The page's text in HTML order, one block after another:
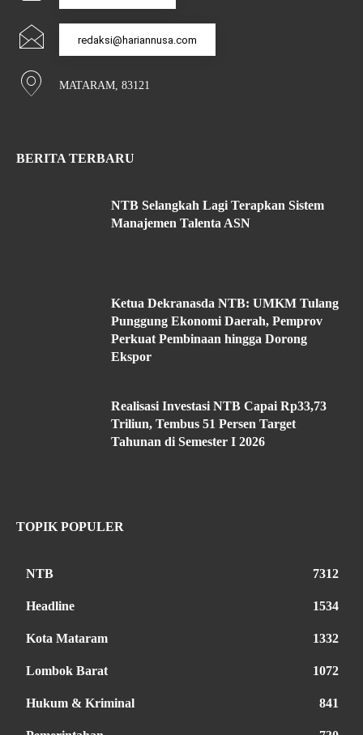
redaksi@hariannusa.com
MATARAM, 83121
BERITA TERBARU
NTB Selangkah Lagi Terapkan Sistem
Manajemen Talenta ASN
Ketua Dekranasda NTB: UMKM Tulang
Punggung Ekonomi Daerah, Pemprov
Perkuat Pembinaan hingga Dorong
Ekspor
Realisasi Investasi NTB Capai Rp33,73
Triliun, Tembus 51 Persen Target
Tahunan di Semester I 2026
TOPIK POPULER
NTB 7312
Headline 1534
Kota Mataram 1332
Lombok Barat 1072
Hukum & Kriminal 841